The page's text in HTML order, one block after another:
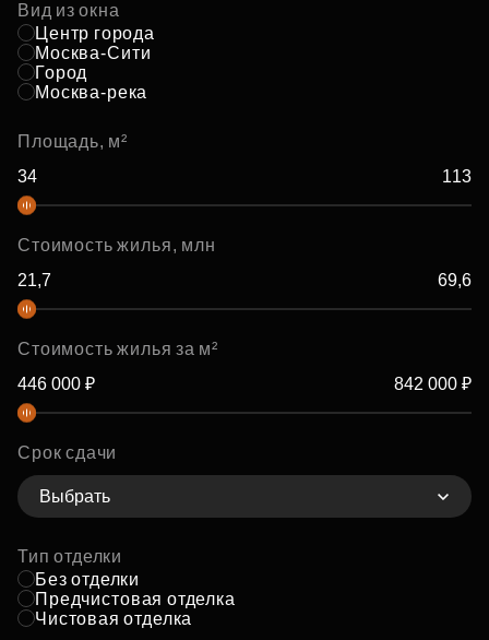
Вид из окна
Центр города
Москва-Сити
Город
Москва-река
Площадь, м²
Стоимость жилья, млн
Стоимость жилья за м²
Срок сдачи
Выбрать
Тип отделки
Без отделки
Предчистовая отделка
Чистовая отделка